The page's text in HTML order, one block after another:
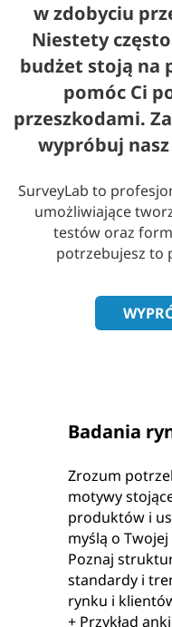
w zdobyciu
Niestety
budżet stoją na
pomóc Ci
przeszkodami.
wypróbuj
SurveyLab to
umożliwiające
testów oraz
potrzebujesz to
Badania
Zrozum
motywy
produktów i
myślą o
Poznaj
standardy i
rynku i
+ Przykład